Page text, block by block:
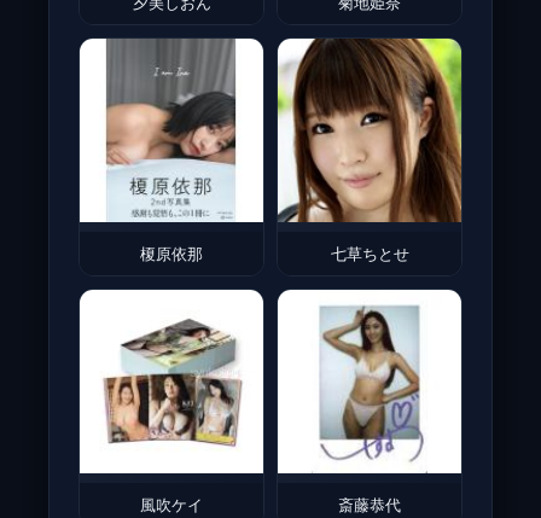
榎原依那 七草ちとせ
風吹ケイ 斎藤恭代